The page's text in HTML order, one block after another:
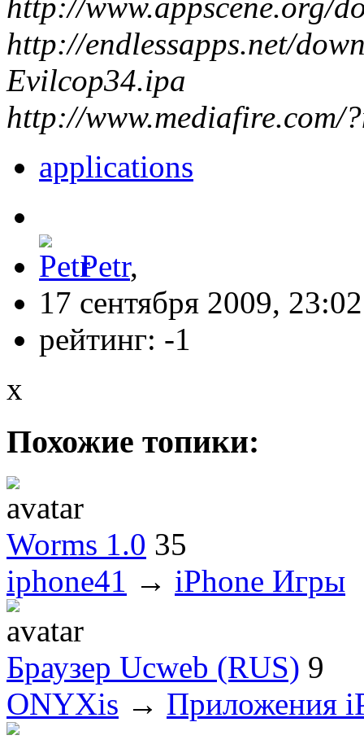
http://www.appscene.org/
http://endlessapps.net/
Evilcop34.ipa
http://www.mediafire.com/
applications
Petr,
17 сентября 2009, 23:02
рейтинг: -1
x
Похожие топики:
Worms 1.0 35
iphone41 → iPhone Игры
Браузер Ucweb (RUS) 9
ONYXis → Приложения